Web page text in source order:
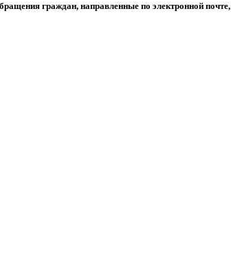
граждан, направленные по электронной почте,